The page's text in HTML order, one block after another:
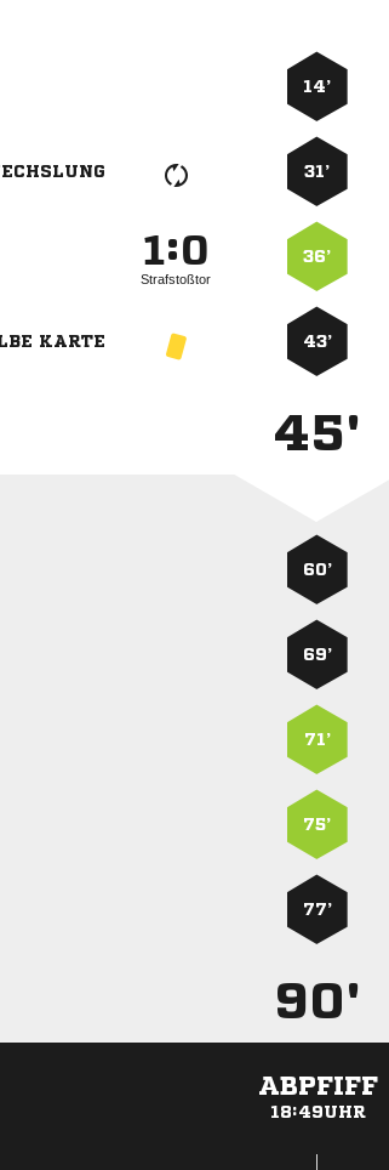
14’
31’
:
Strafstoßtor
36’
KARTE 43’
45'
60’
69’
71’
75’
77’
90'
ABPFIFF
18:49UHR